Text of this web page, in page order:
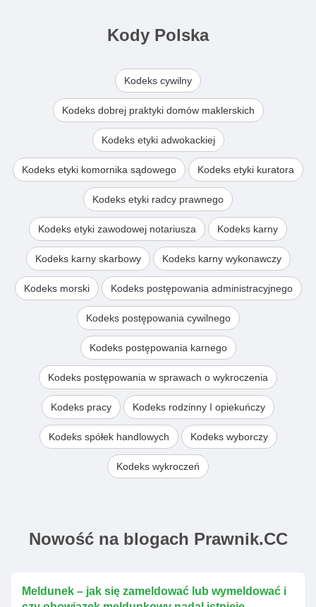
Kody Polska
Kodeks cywilny
Kodeks dobrej praktyki domów maklerskich
Kodeks etyki adwokackiej
Kodeks etyki komornika sądowego Kodeks etyki kuratora
Kodeks etyki radcy prawnego
Kodeks etyki zawodowej notariusza Kodeks karny
Kodeks karny skarbowy Kodeks karny wykonawczy
Kodeks morski Kodeks postępowania administracyjnego
Kodeks postępowania cywilnego
Kodeks postępowania karnego
Kodeks postępowania w sprawach o wykroczenia
Kodeks pracy Kodeks rodzinny I opiekuńczy
Kodeks spółek handlowych Kodeks wyborczy
Kodeks wykroczeń
Nowość na blogach Prawnik.CC
Meldunek – jak się zameldować lub wymeldować i